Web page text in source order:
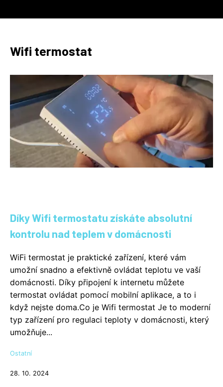
Wifi termostat
Díky Wifi termostatu získáte absolutní
kontrolu nad teplem v domácnosti
WiFi termostat je praktické zařízení, které vám
umožní snadno a efektivně ovládat teplotu ve vaší
domácnosti. Díky připojení k internetu můžete
termostat ovládat pomocí mobilní aplikace, a to i
když nejste doma.Co je Wifi termostat Je to moderní
typ zařízení pro regulaci teploty v domácnosti, který
umožňuje...
Ostatní
28. 10. 2024